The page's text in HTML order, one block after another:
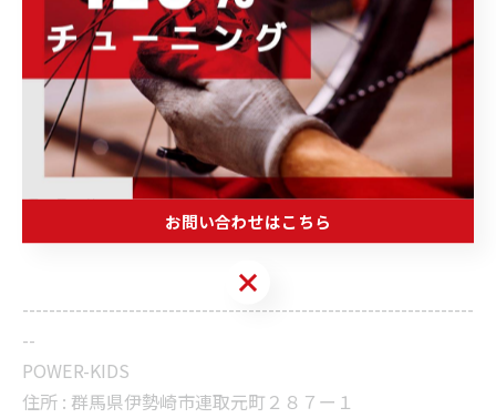
kids.co.jpにてご予約の程、よろ
しくお願い致します。
皆様のご参加を心よりお待ちしており
ます♪
--------------------------------------------------------------------
--
POWER-KIDS
住所 : 群馬県伊勢崎市連取元町２８７ー１
お問い合わせはこちら
お問い合わせはこちら